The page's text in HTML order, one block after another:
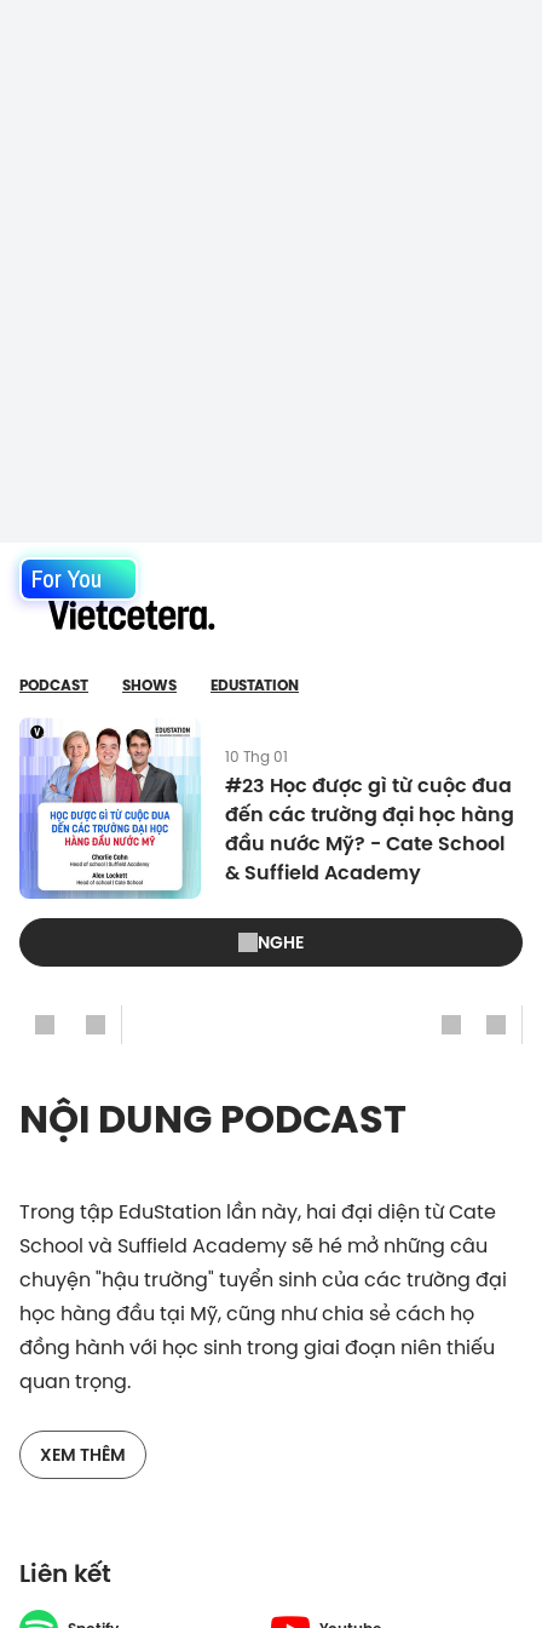
For You
PODCAST SHOWS EDUSTATION
10 Thg 01
#23 Học được gì từ cuộc đua
đến các trường đại học hàng
đầu nước Mỹ? - Cate School
& Suffield Academy
NGHE
NỘI DUNG PODCAST
Trong tập EduStation lần này, hai đại diện từ Cate
School và Suffield Academy sẽ hé mở những câu
chuyện "hậu trường" tuyển sinh của các trường đại
học hàng đầu tại Mỹ, cũng như chia sẻ cách họ
đồng hành với học sinh trong giai đoạn niên thiếu
quan trọng.
Tại Cate School và Suffield Academy, học sinh được
tập trung phát triển, thể hiện bản sắc cá nhân, và
mình muốn theo đuổi, và được hỗ trợ như thế nào…
Hai khách mời cũng chia sẻ các hoạt động ngoại
XEM THÊM
Liên kết